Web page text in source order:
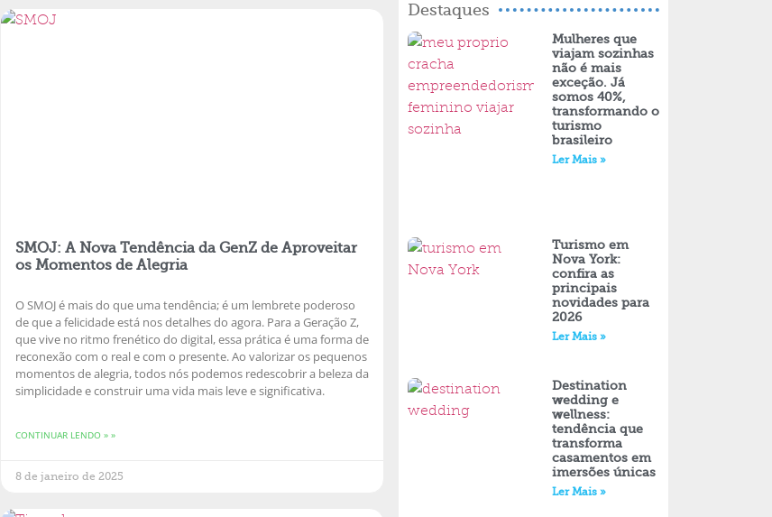
SMOJ: A Nova Tendência da GenZ de Aproveitar
os Momentos de Alegria
O SMOJ é mais do que uma tendência; é um lembrete poderoso
de que a felicidade está nos detalhes do agora. Para a Geração Z,
que vive no ritmo frenético do digital, essa prática é uma forma de
reconexão com o real e com o presente. Ao valorizar os pequenos
momentos de alegria, todos nós podemos redescobrir a beleza da
simplicidade e construir uma vida mais leve e significativa.
CONTINUAR LENDO » »
8 de janeiro de 2025
Destaques
Mulheres que
viajam sozinhas
não é mais
exceção. Já
somos 40%,
transformando o
turismo
brasileiro
Ler Mais »
Turismo em
Nova York:
confira as
principais
novidades para
2026
Ler Mais »
Destination
wedding e
wellness:
tendência que
transforma
casamentos em
imersões únicas
Ler Mais »